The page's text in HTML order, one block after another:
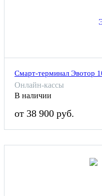
Смарт-терминал Эвотор
Онлайн-кассы
В наличии
от 38 900 руб.